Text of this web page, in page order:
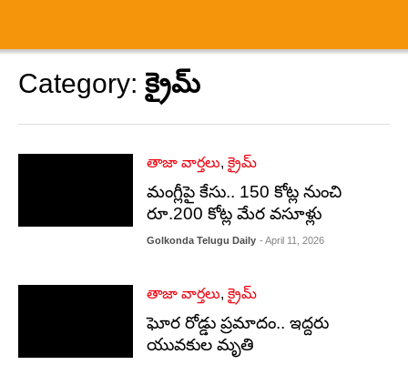
Category: క్రైమ్
తాజా వార్తలు, క్రైమ్
మంగ్లీపై కేసు.. 150 కోట్ల నుంచి
రూ.200 కోట్ల మేర వసూళ్లు
Golkonda Telugu Daily - April 11, 2026
తాజా వార్తలు, క్రైమ్
ఘోర రోడ్డు ప్రమాదం.. ఇద్దరు
యువకుల మృతి